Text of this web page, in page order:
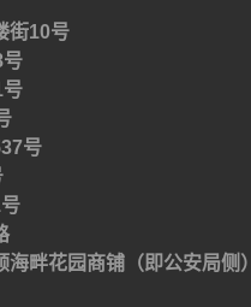
街10号
号
号
号
畔花园商铺（即公安局侧）